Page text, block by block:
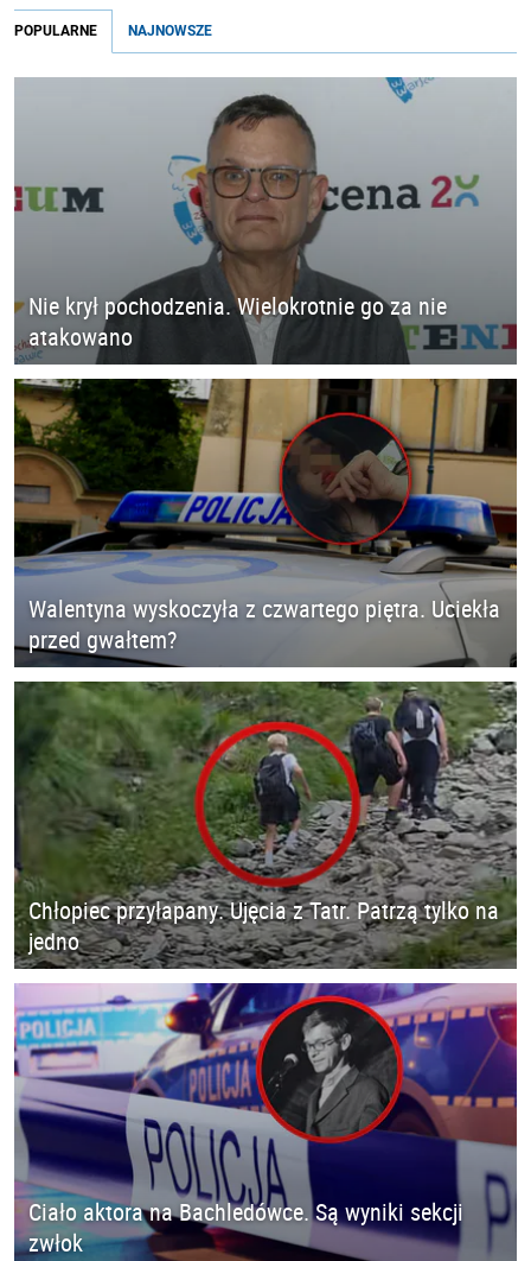
POPULARNE NAJNOWSZE
Nie krył pochodzenia. Wielokrotnie go za nie
atakowano
Walentyna wyskoczyła z czwartego piętra. Uciekła
przed gwałtem?
Chłopiec przyłapany. Ujęcia z Tatr. Patrzą tylko na
jedno
Ciało aktora na Bachledówce. Są wyniki sekcji
zwłok